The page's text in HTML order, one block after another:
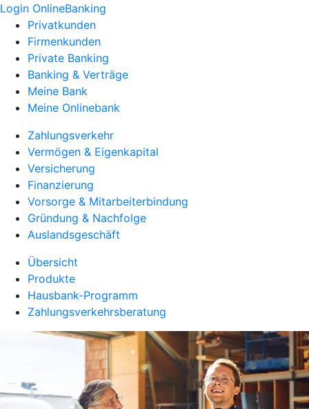
Login OnlineBanking
Privatkunden
Firmenkunden
Private Banking
Banking & Verträge
Meine Bank
Meine Onlinebank
Zahlungsverkehr
Vermögen & Eigenkapital
Versicherung
Finanzierung
Vorsorge & Mitarbeiterbindung
Gründung & Nachfolge
Auslandsgeschäft
Übersicht
Produkte
Hausbank-Programm
Zahlungsverkehrsberatung